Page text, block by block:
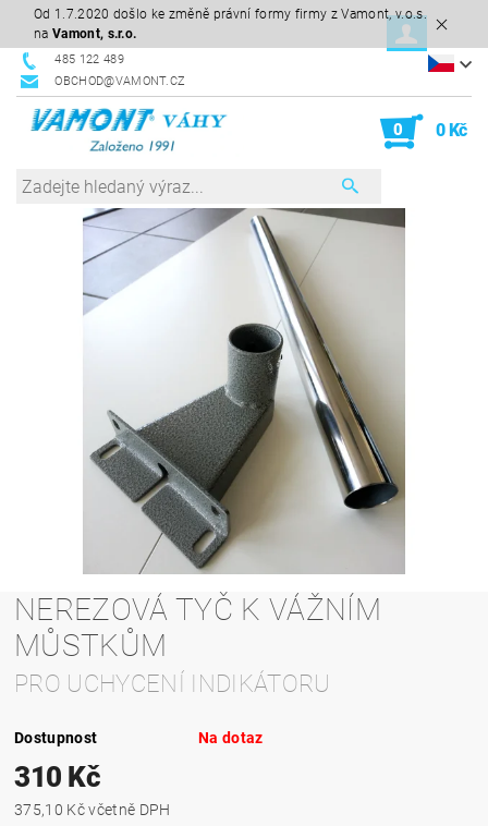
Od 1.7.2020 došlo ke změně právní formy firmy z Vamont, v.o.s.
na Vamont, s.r.o.
485 122 489
OBCHOD@VAMONT.CZ
0 0 Kč
NEREZOVÁ TYČ K VÁŽNÍM
MŮSTKŮM
PRO UCHYCENÍ INDIKÁTORU
Dostupnost Na dotaz
310 Kč
375,10 Kč včetně DPH